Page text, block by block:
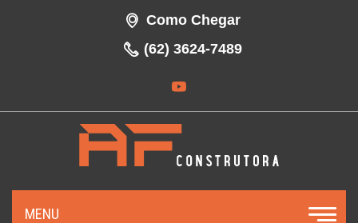
Como Chegar
(62) 3624-7489
MENU